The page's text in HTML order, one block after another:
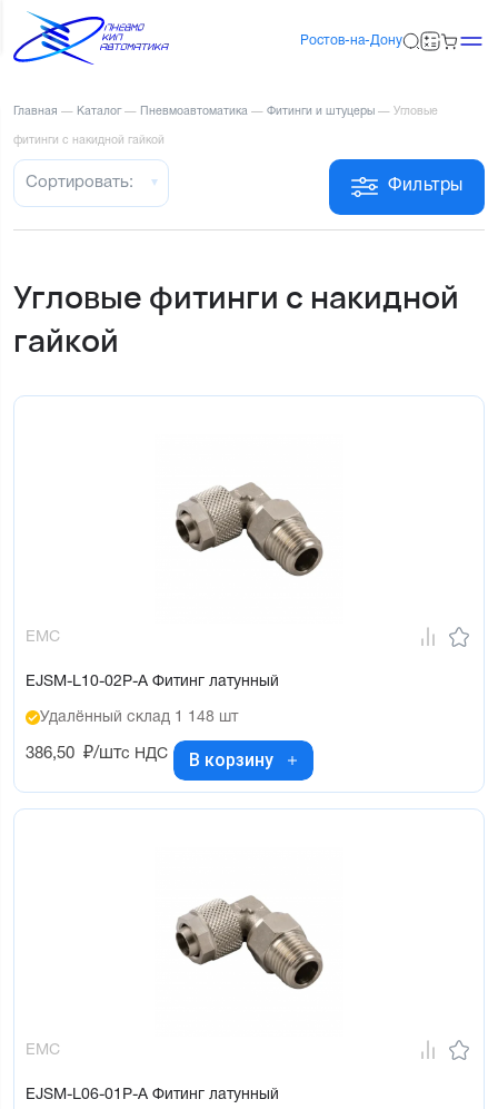
Ростов-на-Дону
Главная — Каталог — Пневмоавтоматика — Фитинги и штуцеры — Угловые
фитинги с накидной гайкой
Фильтры
Сортировать:
Угловые фитинги с накидной
гайкой
EMC
EJSM-L10-02P-A Фитинг латунный
Удалённый склад 1 148 шт
386,50 ₽/штс НДС В корзину
EMC
EJSM-L06-01P-A Фитинг латунный